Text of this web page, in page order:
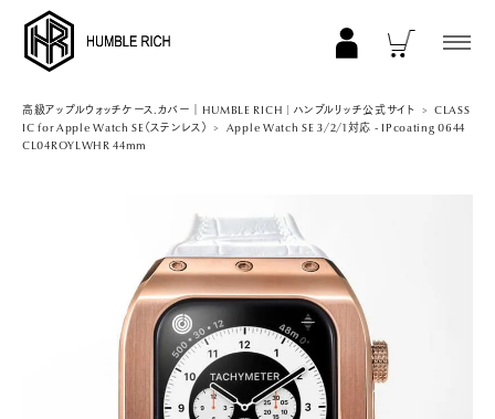
COLLECTION
AppleWatch Ultra 2/1(49mm)
AppleWatch 9/8/7 (41mm)
AppleWatch 9/8/7 (45mm)
AppleWatch SE 3/2/1 (40mm)
AppleWatch SE 3/2/1 (44mm)
高級アップルウォッチケース.カバー｜HUMBLE RICH | ハンブルリッチ公式サイト
CLASS
IC for Apple Watch SE（ステンレス）
Apple Watch SE 3/2/1対応 - IPcoating 0644
CL04ROYLWHR 44mm